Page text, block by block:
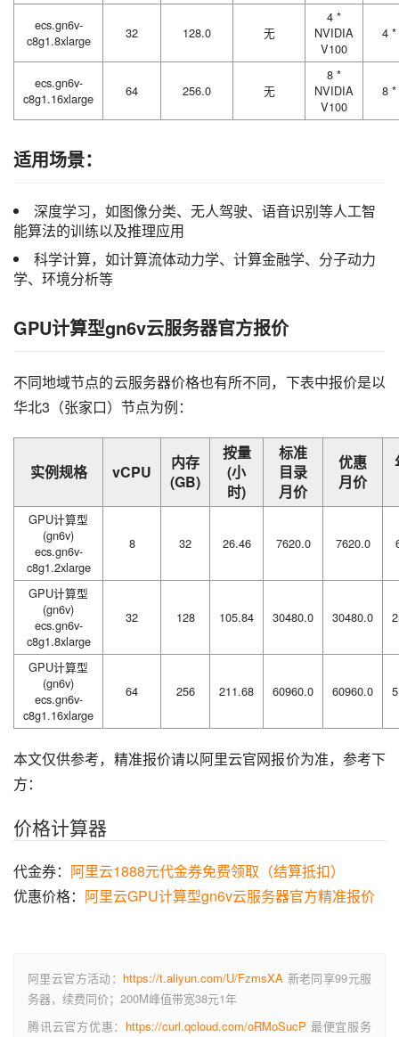
ecs.gn6v-
c8g1.8xlarge
32 128.0 无
4 *
NVIDIA
V100
4
ecs.gn6v-
c8g1.16xlarge
64 256.0 无
8 *
NVIDIA
V100
8
适用场景：
深度学习，如图像分类、无人驾驶、语音识别等人工智
能算法的训练以及推理应用
科学计算，如计算流体动力学、计算金融学、分子动力
学、环境分析等
GPU计算型gn6v云服务器官方报价
不同地域节点的云服务器价格也有所不同，下表中报价是以
华北3（张家口）节点为例：
实例规格 vCPU
内存
(GB)
按量
(小
时)
标准
目录
月价
优惠
月价
GPU计算型
(gn6v)
ecs.gn6v-
c8g1.2xlarge
8 32 26.46 7620.0 7620.0
GPU计算型
(gn6v)
ecs.gn6v-
c8g1.8xlarge
32 128 105.84 30480.0 30480.0
GPU计算型
(gn6v)
ecs.gn6v-
c8g1.16xlarge
64 256 211.68 60960.0 60960.0
本文仅供参考，精准报价请以阿里云官网报价为准，参考下
方：
价格计算器
代金券： 阿里云1888元代金券免费领取（结算抵扣）
优惠价格： 阿里云GPU计算型gn6v云服务器官方精准报价
阿里云官方活动： https://t.aliyun.com/U/FzmsXA 新老同享99元服
务器，续费同价；200M峰值带宽38元1年
腾讯云官方优惠： https://curl.qcloud.com/oRMoSucP 最便宜服务